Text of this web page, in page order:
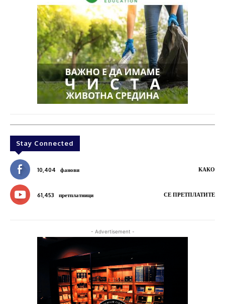
Stay Connected
10,404 фанови КАКО
61,453 претплатници СЕ ПРЕТПЛАТИТЕ
- Advertisement -